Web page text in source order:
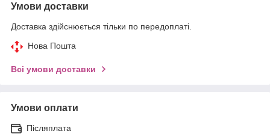
Умови доставки
Доставка здійснюється тільки по передоплаті.
Нова Пошта
Всі умови доставки
Умови оплати
Післяплата